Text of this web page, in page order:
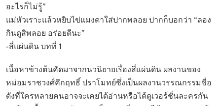
อะไรก็ไม่รู้”
แม่หัวเราะแล้วหยิบไข่แมงดาใส่ปากพลอย ปากก็บอกว่า “ลอง
กินดูสิพลอย อร่อยดีนะ”
-สี่แผ่นดิน บทที่ 1
เนื้อหาข้างต้นคัดมาจากนวนิยายเรื่องสี่แผ่นดิน ผลงานของ
หม่อมราชวงศ์คึกฤทธิ์ ปราโมทย์ซึ่งเป็นผลงานวรรณกรรมชื่อ
ดังที่ใครหลายคนอาจจะเคยได้อ่านหรือได้ดูเวอร์ชั่นละครกัน